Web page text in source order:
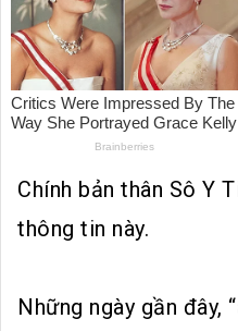
Chính bản thân Sô Y
thông tin này.
Những ngày gần đây,